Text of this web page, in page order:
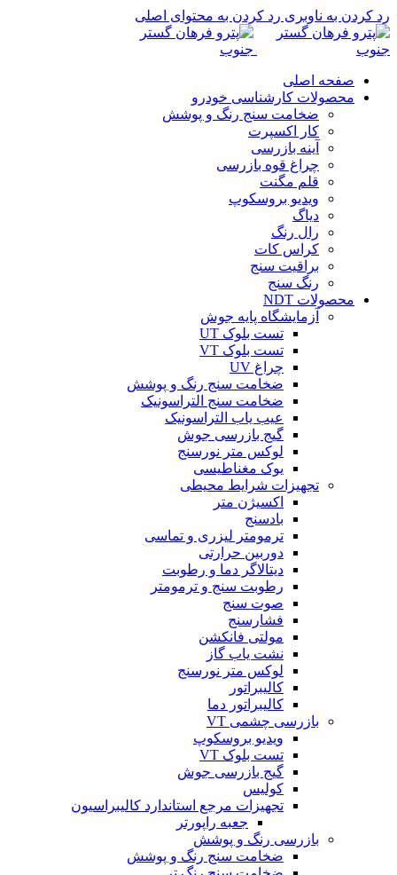
رد کردن به ناوبری رد کردن به محتوای اصلی
صفحه اصلی
محصولات کارشناسی خودرو
ضخامت سنج رنگ و پوشش
کار اکسپرت
آینه بازرسی
چراغ قوه بازرسی
قلم مگنت
ویدیو بروسکوپ
دیاگ
رال رنگ
کراس کات
براقیت سنج
رنگ سنج
محصولات NDT
آزمایشگاه پایه جوش
تست بلوک UT
تست بلوک VT
چراغ UV
ضخامت سنج رنگ و پوشش
ضخامت سنج التراسونیک
عیب یاب التراسونیک
گیج بازرسی جوش
لوکس متر نورسنج
یوک مغناطیسی
تجهیزات شرایط محیطی
اکسیژن متر
بادسنج
ترمومتر لیزری و تماسی
دوربین حرارتی
دیتالاگر دما و رطوبت
رطوبت سنج و ترمومتر
صوت سنج
فشارسنج
مولتی فانکشن
نشت یاب گاز
لوکس متر نورسنج
کالیبراتور
کالیبراتور دما
بازرسی چشمی VT
ویدیو بروسکوپ
تست بلوک VT
گیج بازرسی جوش
کولیس
تجهیزات مرجع استاندارد کالیبراسیون
جعبه راپورتر
بازرسی رنگ و پوشش
ضخامت سنج رنگ و پوشش